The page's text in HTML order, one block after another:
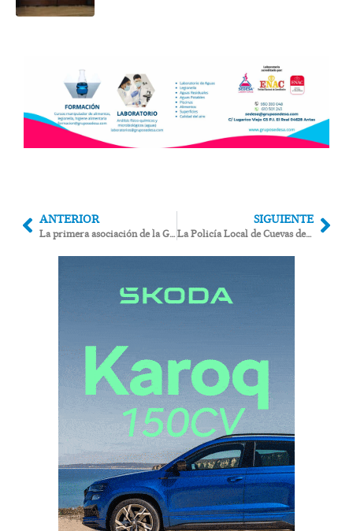
ANTERIOR
La primera asociación de la G. Civil pide más protección tras los sucesos con tiros en Cuevas
SIGUIENTE
La Policía Local de Cuevas detiene a un ladrón reincidente dentro de una vivienda